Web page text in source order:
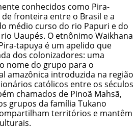
conhecidos como Pira-
fronteira entre o Brasil e a
médio curso do rio Papuri e do
Uaupés. O etnônimo Waikhana
tapuya é um apelido que
dos colonizadores: uma
nome do grupo para o
amazônica introduzida na região
católicos entre os séculos
chamados de Pinoã Mahsã,
grupos da família Tukano
territórios e mantêm